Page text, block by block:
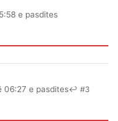
e pasdites
06:27 e pasdites↩ #3